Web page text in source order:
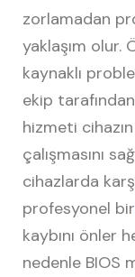
zorlamadan
yaklaşım olur.
kaynaklı
ekip
hizmeti
çalışmasını
cihazlarda
profesyonel bir
kaybını önler
nedenle BIOS